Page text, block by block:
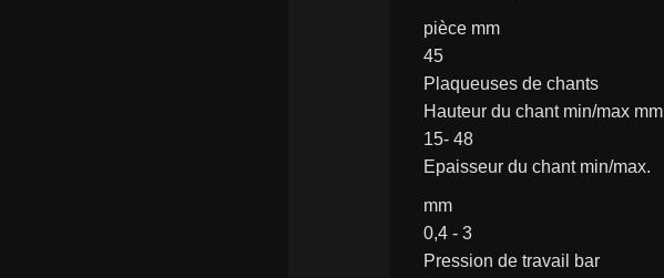
pièce mm
45
Plaqueuses de chants
Hauteur du chant min/max mm
15- 48
Epaisseur du chant min/max.
mm
0,4 - 3
Pression de travail bar